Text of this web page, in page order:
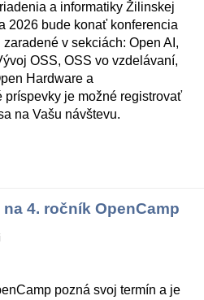
a informatiky Žilinskej
2026 bude konať konferencia
v sekciách: Open AI,
OSS, OSS vo vzdelávaní,
Hardware a
príspevky je možné registrovať
na Vašu návštevu.
4. ročník OpenCamp
pozná svoj termín a je